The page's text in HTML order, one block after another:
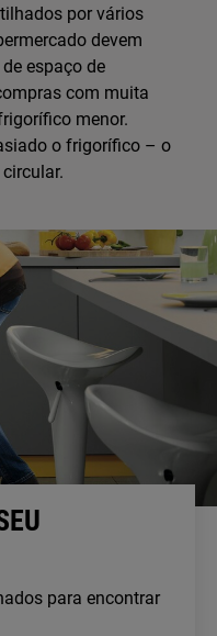
por vários
devem
espaço de
com muita
menor.
o frigorífico – o
para encontrar